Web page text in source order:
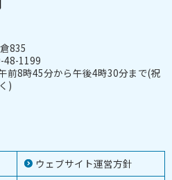
ウェブサイト運営方針
835
48-1199
前8時45分から午後4時30分まで(祝
)